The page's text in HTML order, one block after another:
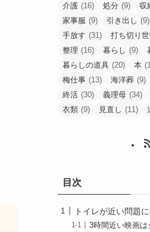
介護 (16) 処分 (9) 収
家事服 (9) 引き出し (9)
手放す (31) 打ち切り
整理 (16) 暮らし (9)
暮らしの道具 (20) 本
梅仕事 (13) 海洋葬 (9)
終活 (30) 義理母 (34)
衣類 (9) 見直し (11)
目次
トイレが近い問題
3時間近い映画は